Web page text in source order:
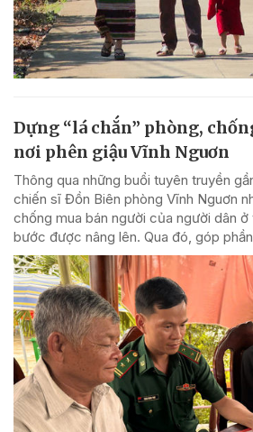
Dựng “lá chắn” phòng,
nơi phên giậu Vĩnh Nguơn
Thông qua những buổi tuyên truyền
chiến sĩ Đồn Biên phòng Vĩnh Nguơn
chống mua bán người của người dân
bước được nâng lên. Qua đó, góp